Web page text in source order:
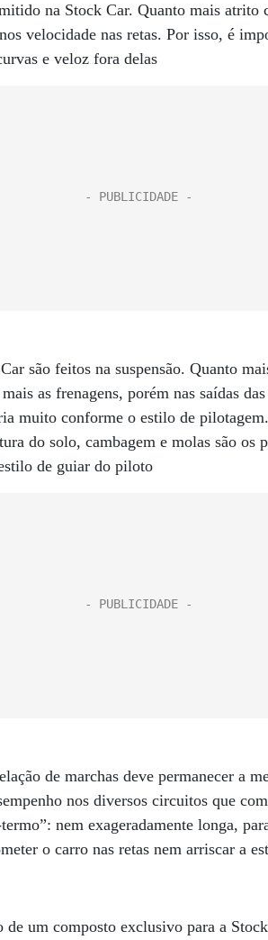
na Stock Car. Quanto mais atrito
velocidade nas retas. Por isso, é
e veloz fora delas
são feitos na suspensão. Quanto
as frenagens, porém nas saídas
muito conforme o estilo de
do solo, cambagem e molas são os
de guiar do piloto
de marchas deve permanecer a
nos diversos circuitos que
nem exageradamente longa,
o carro nas retas nem arriscar a
de um composto exclusivo para a